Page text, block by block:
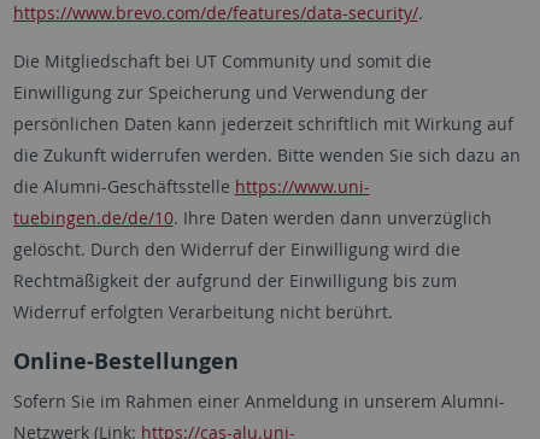
https://www.brevo.com/de/features/data-security/.
Die Mitgliedschaft bei UT Communityund somit die
Einwilligung zur Speicherung und Verwendung der
persönlichen Daten kann jederzeit schriftlich mit Wirkung auf
die Zukunft widerrufen werden. Bitte wenden Sie sich dazu an
die Alumni-Geschäftsstelle https://www.uni-
tuebingen.de/de/10. Ihre Daten werden dann unverzüglich
gelöscht. Durch den Widerruf der Einwilligung wird die
Rechtmäßigkeit der aufgrund der Einwilligung bis zum
Widerruf erfolgten Verarbeitung nicht berührt.
Online-Bestellungen
Sofern Sie im Rahmen einer Anmeldung in unserem Alumni-
Netzwerk (Link: https://cas-alu.uni-